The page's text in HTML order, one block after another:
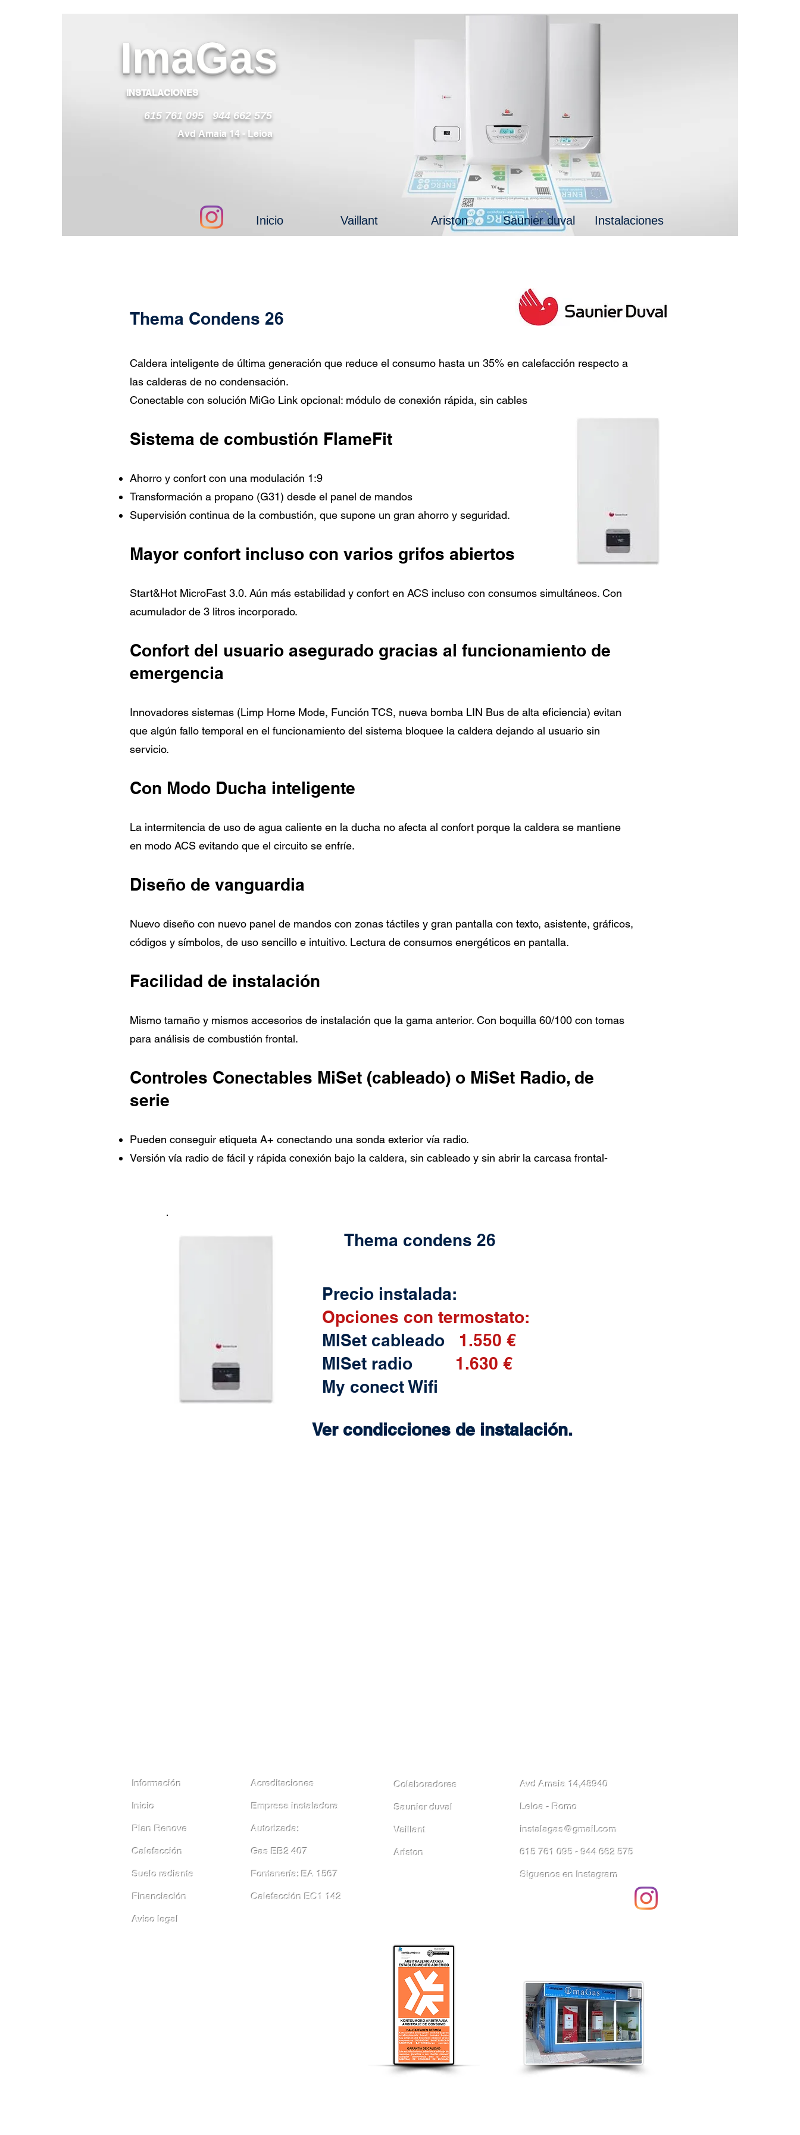
Thema Condens 26
Caldera inteligente de última generación que reduce el consumo hasta un 35% en calefacción respecto a
las calderas de no condensación.
Conectable con solución MiGo Link opcional: módulo de conexión rápida, sin cables
Sistema de combustión FlameFit
Ahorro y confort con una modulación 1:9
Transformación a propano (G31) desde el panel de mandos
Supervisión continua de la combustión, que supone un gran ahorro y seguridad.
Mayor confort incluso con varios grifos abiertos
Start&Hot MicroFast 3.0. Aún más estabilidad y confort en ACS incluso con consumos simultáneos. Con
acumulador de 3 litros incorporado.
Confort del usuario asegurado gracias al funcionamiento de
emergencia
Innovadores sistemas (Limp Home Mode, Función TCS, nueva bomba LIN Bus de alta eficiencia) evitan
que algún fallo temporal en el funcionamiento del sistema bloquee la caldera dejando al usuario sin
servicio.
Con Modo Ducha inteligente
La intermitencia de uso de agua caliente en la ducha no afecta al confort porque la caldera se mantiene
en modo ACS evitando que el circuito se enfríe.
Diseño de vanguardia
Nuevo diseño con nuevo panel de mandos con zonas táctiles y gran pantalla con texto, asistente, gráficos,
códigos y símbolos, de uso sencillo e intuitivo. Lectura de consumos energéticos en pantalla.
Facilidad de instalación
Mismo tamaño y mismos accesorios de instalación que la gama anterior. Con boquilla 60/100 con tomas
para análisis de combustión frontal.
Controles Conectables MiSet (cableado) o MiSet Radio, de
serie
Pueden conseguir etiqueta A+ conectando una sonda exterior vía radio.
Versión vía radio de fácil y rápida conexión bajo la caldera, sin cableado y sin abrir la carcasa frontal-
Thema condens 26
Precio instalada:
Opciones con termostato:
MISet cableado 1.550 €
MISet radio 1.630 €
My conect Wifi
Ver condicciones de instalación.
ImaGas
INSTALACIONES
615 761 095 944 662 575
Avd Amaia 14 - Leioa
Inicio Vaillant Ariston Saunier duval Instalaciones
Acreditaciones
Empresa instaladora
Autorizada:
Gas EB2 407
Fontanería: EA 1567
Calefacción EC1 142
Colaboradores
Saunier duval
Vaillant
Ariston
Avd Amaia 14,48940
Leioa - Romo
instalagas@gmail.com
615 761 095 - 944 662 575
Siguenos en Instagram
Información
Inicio
Plan Renove
Calefacción
Suelo radiante
Financiación
Aviso legal